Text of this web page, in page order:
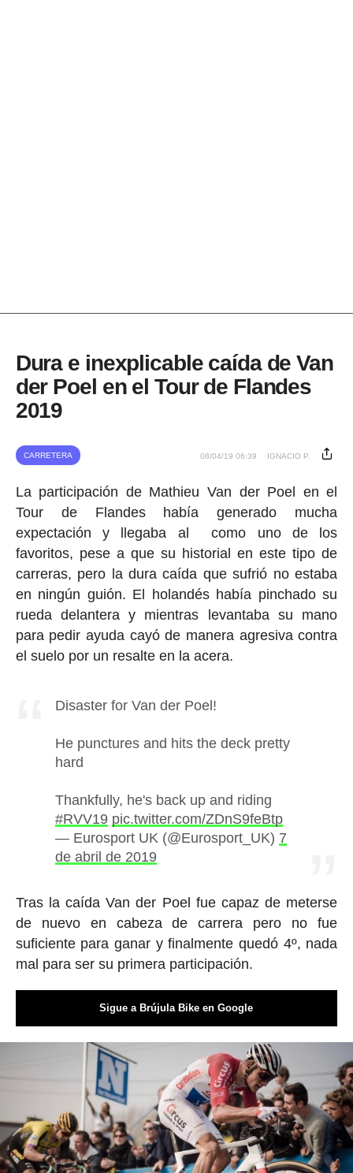
Dura e inexplicable caída de Van
der Poel en el Tour de Flandes
2019
CARRETERA 08/04/19 06:39 IGNACIO P.
La participación de Mathieu Van der Poel en el
Tour de Flandes había generado mucha
expectación y llegaba al como uno de los
favoritos, pese a que su historial en este tipo de
carreras, pero la dura caída que sufrió no estaba
en ningún guión. El holandés había pinchado su
rueda delantera y mientras levantaba su mano
para pedir ayuda cayó de manera agresiva contra
el suelo por un resalte en la acera.
Disaster for Van der Poel!
He punctures and hits the deck pretty
hard
Thankfully, he's back up and riding
#RVV19 pic.twitter.com/ZDnS9feBtp
— Eurosport UK (@Eurosport_UK) 7
de abril de 2019
Tras la caída Van der Poel fue capaz de meterse
de nuevo en cabeza de carrera pero no fue
suficiente para ganar y finalmente quedó 4º, nada
mal para ser su primera participación.
Sigue a Brújula Bike en Google